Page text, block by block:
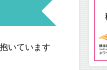
いています